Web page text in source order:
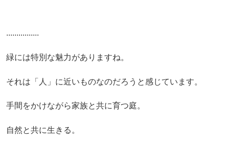
................
緑には特別な魅力がありますね。
それは「人」に近いものなのだろうと感じています。
手間をかけながら家族と共に育つ庭。
自然と共に生きる。